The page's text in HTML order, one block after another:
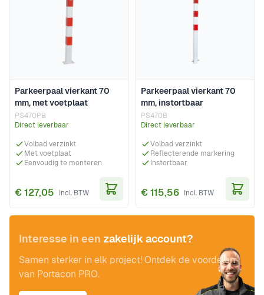
Parkeerpaal vierkant 70
mm, met voetplaat
PS470PB
Direct leverbaar
Volbad verzinkt
Met voetplaat
Eenvoudig te monteren
€ 127,05
Parkeerpaal vierkant 70
mm, instortbaar
PS470B
Direct leverbaar
Volbad verzinkt
Reflecterende markering
Instortbaar
€ 115,56
Interesse in een zakelijk account?
Samen sterker in elk project! Ontdek de voordelen
van Portacon PRO.